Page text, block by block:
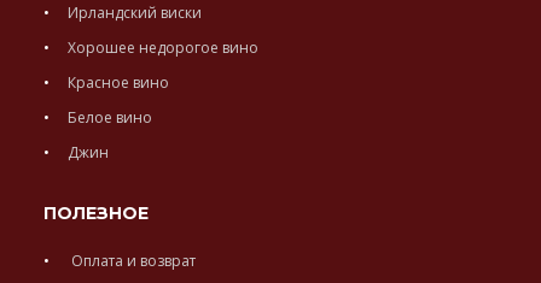
Ирландский виски
Хорошее недорогое вино
Красное вино
Белое вино
Джин
ПОЛЕЗНОЕ
Оплата и возврат